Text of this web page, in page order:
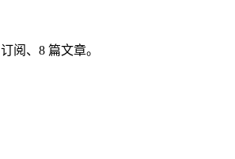
订阅、 8 篇文章。